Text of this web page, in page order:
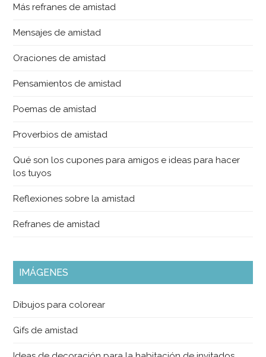
Más refranes de amistad
Mensajes de amistad
Oraciones de amistad
Pensamientos de amistad
Poemas de amistad
Proverbios de amistad
Qué son los cupones para amigos e ideas para hacer
los tuyos
Reflexiones sobre la amistad
Refranes de amistad
IMÁGENES
Dibujos para colorear
Gifs de amistad